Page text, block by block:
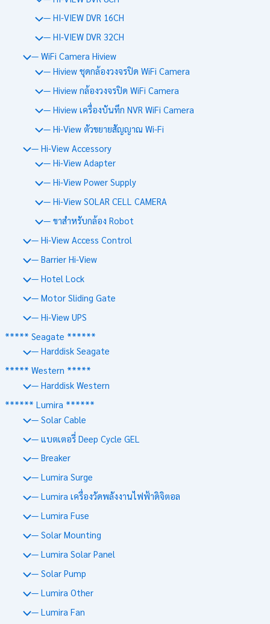
— HI-VIEW DVR 16CH
— HI-VIEW DVR 32CH
— WiFi Camera Hiview
— Hiview ชุดกล้องวงจรปิด WiFi Camera
— Hiview กล้องวงจรปิด WiFi Camera
— Hiview เครื่องบันทึก NVR WiFi Camera
— Hi-View ตัวขยายสัญญาณ Wi-Fi
— Hi-View Accessory
— Hi-View Adapter
— Hi-View Power Supply
— Hi-View SOLAR CELL CAMERA
— ขาสำหรับกล้อง Robot
— Hi-View Access Control
— Barrier Hi-View
— Hotel Lock
— Motor Sliding Gate
— Hi-View UPS
***** Seagate ******
— Harddisk Seagate
***** Western *****
— Harddisk Western
****** Lumira ******
— Solar Cable
— แบตเตอรี่ Deep Cycle GEL
— Breaker
— Lumira Surge
— Lumira เครื่องวัดพลังงานไฟฟ้าดิจิตอล
— Lumira Fuse
— Solar Mounting
— Lumira Solar Panel
— Solar Pump
— Lumira Other
— Lumira Fan